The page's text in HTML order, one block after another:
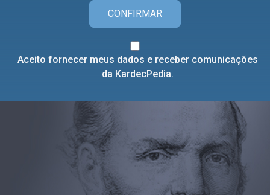
CONFIRMAR
Aceito fornecer meus dados e receber comunicações
da KardecPedia.